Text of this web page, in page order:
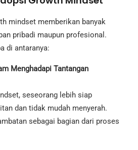
mindset memberikan banyak
pribadi maupun profesional.
di antaranya:
Menghadapi Tantangan
seseorang lebih siap
dan tidak mudah menyerah.
sebagai bagian dari proses